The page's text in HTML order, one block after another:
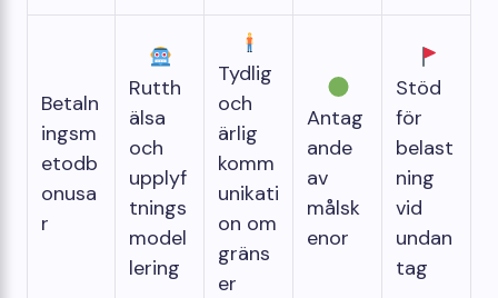
Betaln
ingsm
etodb
onusa
r
Rutth
älsa
och
upplyf
tnings
model
lering
Tydlig
och
ärlig
komm
unikati
on om
gräns
er
Antag
ande
av
målsk
enor
Stöd
för
belast
ning
vid
undan
tag